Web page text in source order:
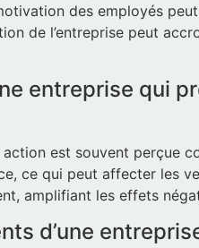
des employés
de l’entreprise peut
entreprise qui
est souvent perçue
ce qui peut affecter les
amplifiant les effets
d’une